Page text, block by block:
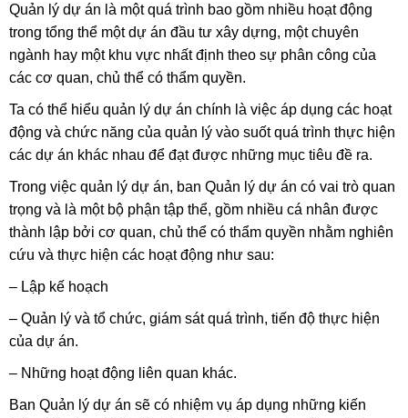
Quản lý dự án là một quá trình bao gồm nhiều hoạt động
trong tổng thể một dự án đầu tư xây dựng, một chuyên
ngành hay một khu vực nhất định theo sự phân công của
các cơ quan, chủ thể có thẩm quyền.
Ta có thể hiểu quản lý dự án chính là việc áp dụng các hoạt
động và chức năng của quản lý vào suốt quá trình thực hiện
các dự án khác nhau để đạt được những mục tiêu đề ra.
Trong việc quản lý dự án, ban Quản lý dự án có vai trò quan
trọng và là một bộ phận tập thể, gồm nhiều cá nhân được
thành lập bởi cơ quan, chủ thể có thẩm quyền nhằm nghiên
cứu và thực hiện các hoạt động như sau:
– Lập kế hoạch
– Quản lý và tổ chức, giám sát quá trình, tiến độ thực hiện
của dự án.
– Những hoạt động liên quan khác.
Ban Quản lý dự án sẽ có nhiệm vụ áp dụng những kiến